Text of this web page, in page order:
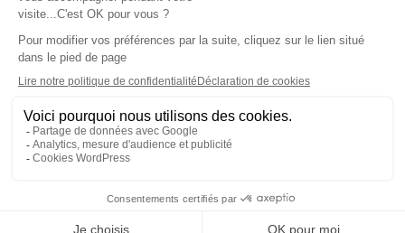
Téléchargez l'application
Les cookies
Gestion des cookies
Crédit photos : ©Sud Radio / Pierre Olivier
Noémie Halioua
Jon Rakotozafy